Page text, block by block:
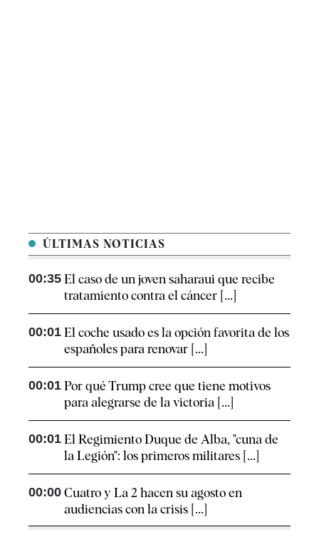
ÚLTIMAS NOTICIAS
00:35 El caso de un joven saharaui que recibe
tratamiento contra el cáncer [...]
00:01 El coche usado es la opción favorita de los
españoles para renovar [...]
00:01 Por qué Trump cree que tiene motivos
para alegrarse de la victoria [...]
00:01 El Regimiento Duque de Alba, "cuna de
la Legión": los primeros militares [...]
00:00 Cuatro y La 2 hacen su agosto en
audiencias con la crisis [...]